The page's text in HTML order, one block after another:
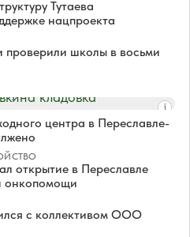
Тутаева
нацпроекта
проверили школы в восьми
центра в Переславле-
открытие в Переславле
онкопомощи
с коллективом ООО